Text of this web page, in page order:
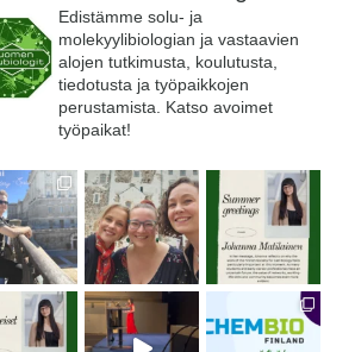
Edistämme solu- ja
molekyylibiologian ja vastaavien
alojen tutkimusta, koulutusta,
tiedotusta ja työpaikkojen
perustamista. Katso avoimet
työpaikat!